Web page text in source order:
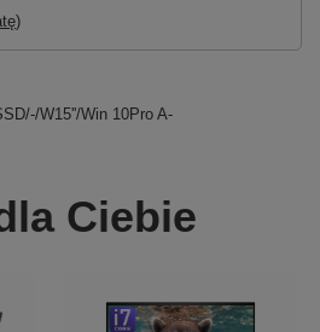
)
W15''/Win 10Pro A-
Ciebie